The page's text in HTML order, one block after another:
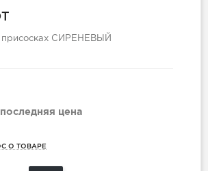
присосках СИРЕНЕВЫЙ
цена
О ТОВАРЕ